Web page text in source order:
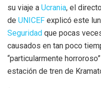
su viaje a Ucrania, el
de UNICEF explicó este
Seguridad que pocas
causados en tan poco
“particularmente
estación de tren de